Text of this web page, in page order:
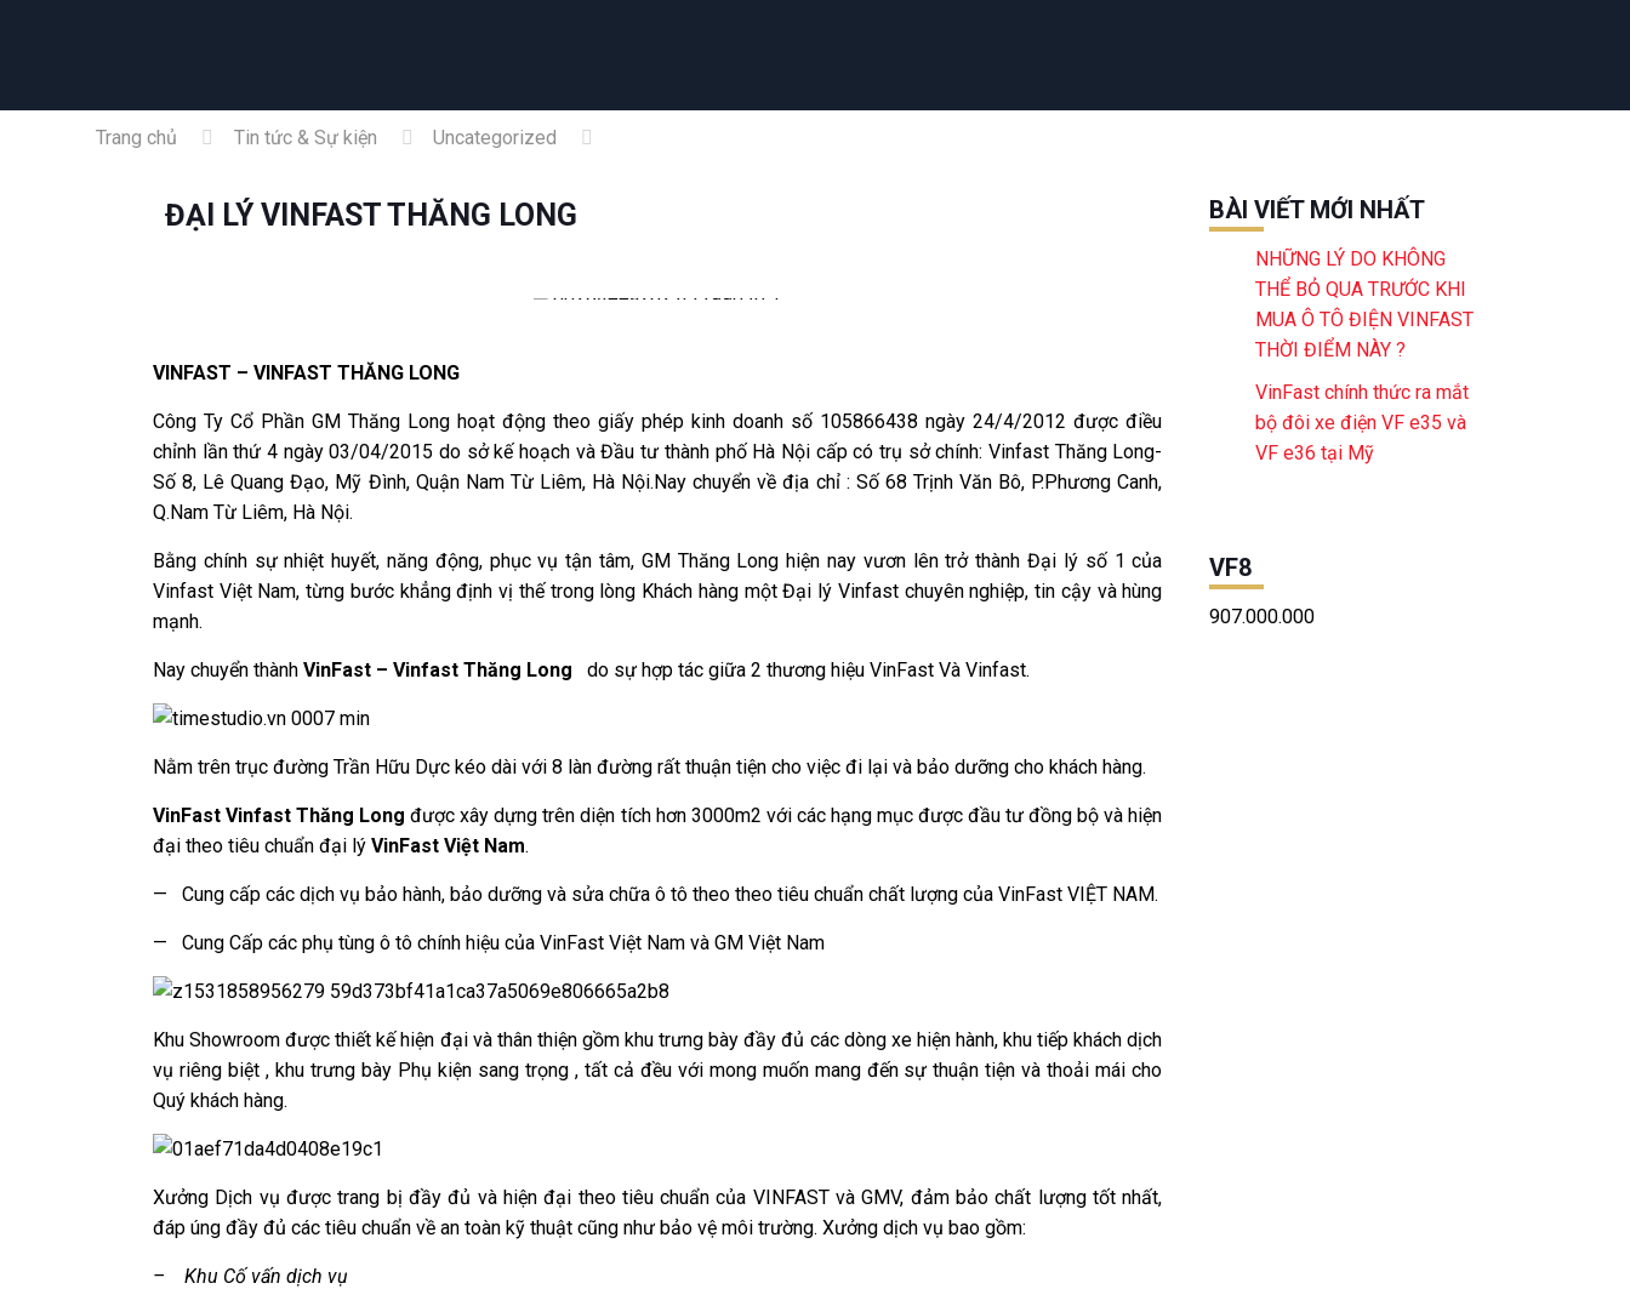
Trang chủ Tin tức & Sự kiện Uncategorized
ĐẠI LÝ VINFAST THĂNG LONG
VINFAST – VINFAST THĂNG LONG
Công Ty Cổ Phần GM Thăng Long hoạt động theo giấy phép kinh doanh số 105866438 ngày 24/4/2012 được điều
chỉnh lần thứ 4 ngày 03/04/2015 do sở kế hoạch và Đầu tư thành phố Hà Nội cấp có trụ sở chính: Vinfast Thăng Long-
Số 8, Lê Quang Đạo, Mỹ Đình, Quận Nam Từ Liêm, Hà Nội.Nay chuyển về địa chỉ : Số 68 Trịnh Văn Bô, P.Phương Canh,
Q.Nam Từ Liêm, Hà Nội.
Bằng chính sự nhiệt huyết, năng động, phục vụ tận tâm, GM Thăng Long hiện nay vươn lên trở thành Đại lý số 1 của
Vinfast Việt Nam, từng bước khẳng định vị thế trong lòng Khách hàng một Đại lý Vinfast chuyên nghiệp, tin cậy và hùng
mạnh.
Nay chuyển thành VinFast – Vinfast Thăng Long do sự hợp tác giữa 2 thương hiệu VinFast Và Vinfast.
Nằm trên trục đường Trần Hữu Dực kéo dài với 8 làn đường rất thuận tiện cho việc đi lại và bảo dưỡng cho khách hàng.
VinFast Vinfast Thăng Long được xây dựng trên diện tích hơn 3000m2 với các hạng mục được đầu tư đồng bộ và hiện
đại theo tiêu chuẩn đại lý VinFast Việt Nam.
— Cung cấp các dịch vụ bảo hành, bảo dưỡng và sửa chữa ô tô theo theo tiêu chuẩn chất lượng của VinFast VIỆT NAM.
— Cung Cấp các phụ tùng ô tô chính hiệu của VinFast Việt Nam và GM Việt Nam
Khu Showroom được thiết kế hiện đại và thân thiện gồm khu trưng bày đầy đủ các dòng xe hiện hành, khu tiếp khách dịch
vụ riêng biệt , khu trưng bày Phụ kiện sang trọng , tất cả đều với mong muốn mang đến sự thuận tiện và thoải mái cho
Quý khách hàng.
Xưởng Dịch vụ được trang bị đầy đủ và hiện đại theo tiêu chuẩn của VINFAST và GMV, đảm bảo chất lượng tốt nhất,
đáp úng đầy đủ các tiêu chuẩn về an toàn kỹ thuật cũng như bảo vệ môi trường. Xưởng dịch vụ bao gồm:
– Khu Cố vấn dịch vụ
BÀI VIẾT MỚI NHẤT
NHỮNG LÝ DO KHÔNG
THỂ BỎ QUA TRƯỚC KHI
MUA Ô TÔ ĐIỆN VINFAST
THỜI ĐIỂM NÀY ?
VinFast chính thức ra mắt
bộ đôi xe điện VF e35 và
VF e36 tại Mỹ
VF8
907.000.000